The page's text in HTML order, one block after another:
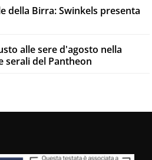
della Birra: Swinkels presenta
alle sere d'agosto nella
serali del Pantheon